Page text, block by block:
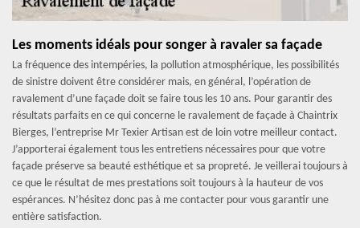
Les moments idéals pour songer à ravaler sa façade
La fréquence des intempéries, la pollution atmosphérique, les possibilités
de sinistre doivent être considérer mais, en général, l’opération de
ravalement d’une façade doit se faire tous les 10 ans. Pour garantir des
résultats parfaits en ce qui concerne le ravalement de façade à Chaintrix
Bierges, l’entreprise Mr Texier Artisan est de loin votre meilleur contact.
J’apporterai également tous les entretiens nécessaires pour que votre
façade préserve sa beauté esthétique et sa propreté. Je veillerai toujours à
ce que le résultat de mes prestations soit toujours à la hauteur de vos
espérances. N’hésitez donc pas à me contacter pour vous garantir une
entière satisfaction.